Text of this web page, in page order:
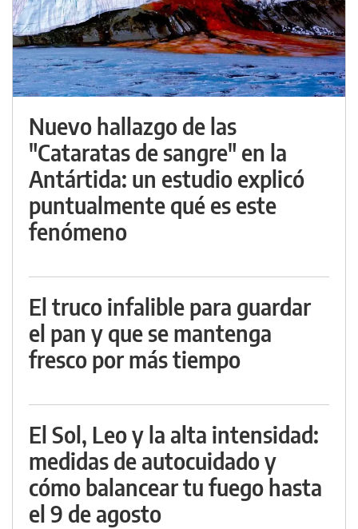
Nuevo hallazgo de las
"Cataratas de sangre" en la
Antártida: un estudio explicó
puntualmente qué es este
fenómeno
El truco infalible para guardar
el pan y que se mantenga
fresco por más tiempo
El Sol, Leo y la alta intensidad:
medidas de autocuidado y
cómo balancear tu fuego hasta
el 9 de agosto